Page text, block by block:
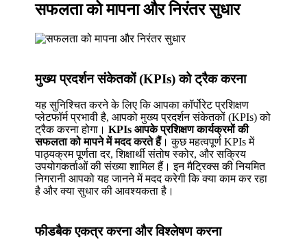
सफलता को मापना और निरंतर सुधार
मुख्य प्रदर्शन संकेतकों (KPIs) को ट्रैक करना
यह सुनिश्चित करने के लिए कि आपका कॉर्पोरेट प्रशिक्षण
प्लेटफॉर्म प्रभावी है, आपको मुख्य प्रदर्शन संकेतकों (KPIs) को
ट्रैक करना होगा।KPIs आपके प्रशिक्षण कार्यक्रमों की
सफलता को मापने में मदद करते हैं। कुछ महत्वपूर्ण KPIs में
पाठ्यक्रम पूर्णता दर, शिक्षार्थी संतोष स्कोर, और सक्रिय
उपयोगकर्ताओं की संख्या शामिल हैं। इन मैट्रिक्स की नियमित
निगरानी आपको यह जानने में मदद करेगी कि क्या काम कर रहा
है और क्या सुधार की आवश्यकता है।
फीडबैक एकत्र करना और विश्लेषण करना